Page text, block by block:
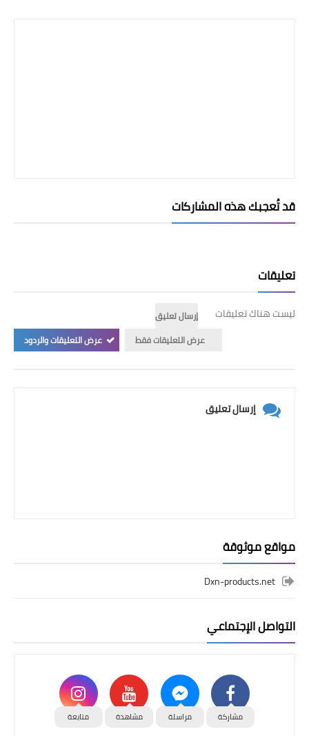
قد تُعجبك هذه المشاركات
تعليقات
ليست هناك تعليقات
إرسال تعليق
عرض التعليقات فقط
عرض التعليقات والردود
إرسال تعليق
مواقع موثوقة
Dxn-products.net
التواصل الإجتماعي
مشاركة مراسلة مشاهدة متابعة